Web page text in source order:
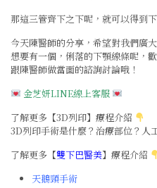
那這三管齊下之下呢，就可以得到
今天陳醫師的分享，希望對我們廣
想要有一個，俐落的下顎線條呢，
跟陳醫師做當面的諮詢討論哦！
金芝妍LINE線上客服
了解更多【3D列印】療程介紹
3D列印手術是什麼？治療部位？
了解更多【雙下巴醫美】療程介紹
天鵝頸手術